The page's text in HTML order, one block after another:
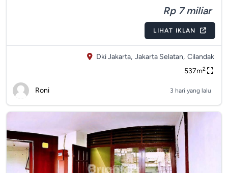
Rp 7 miliar
LIHAT IKLAN
Dki Jakarta, Jakarta Selatan, Cilandak
537m2
Roni 3 hari yang lalu